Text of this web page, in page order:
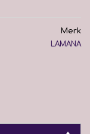
Merk
LAMANA